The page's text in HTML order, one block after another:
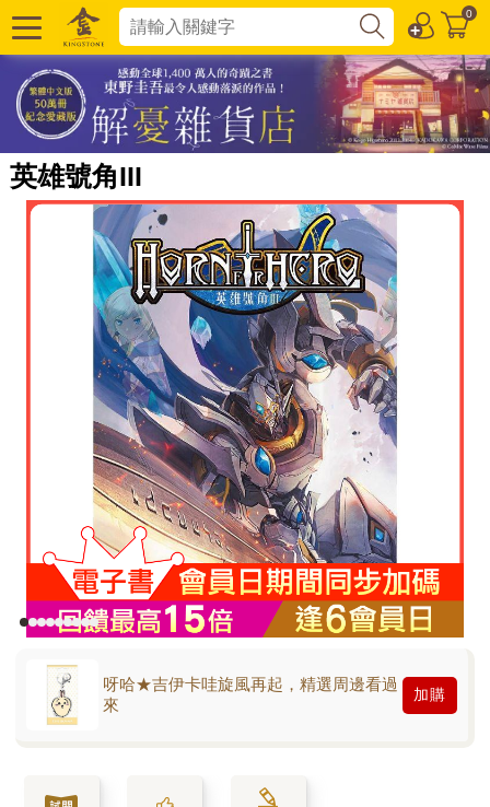
0
英雄號角III
呀哈★吉伊卡哇旋風再起，精選周邊看過
來
加購